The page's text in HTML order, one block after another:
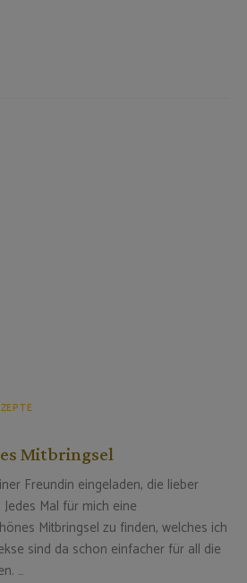
Mitbringsel
Freundin eingeladen, die lieber
Mal für mich eine
Mitbringsel zu finden, welches ich
sind da schon einfacher für all die
…